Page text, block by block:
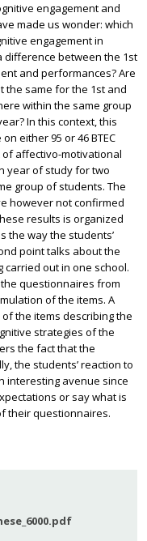
engagement and
made us wonder: which
engagement in
difference between the 1st
and performances? Are
the same for the 1st and
within the same group
In this context, this
either 95 or 46 BTEC
affectivo-motivational
year of study for two
group of students. The
however not confirmed
results is organized
the way the students’
point talks about the
out in one school.
questionnaires from
of the items. A
the items describing the
strategies of the
the fact that the
the students’ reaction to
interesting avenue since
or say what is
their questionnaires.